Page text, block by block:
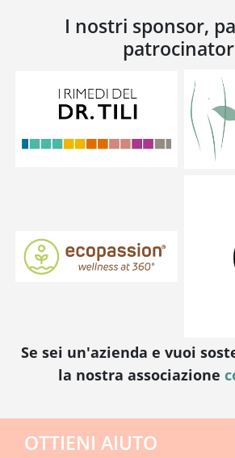
I nostri sponsor,
Se sei un'azienda e vuoi
la nostra associazione
OTTIENI AIUTO